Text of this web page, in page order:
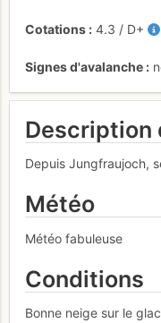
Cotations 4.3 / D+
Signes d'avalanche
Description
Depuis Jungfraujoch,
Météo
Météo fabuleuse
Conditions
Bonne neige sur le